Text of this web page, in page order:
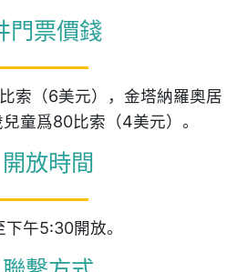
門票價錢
索（6美元），金塔納羅奧居
童爲80比索（4美元）。
開放時間
午5:30開放。